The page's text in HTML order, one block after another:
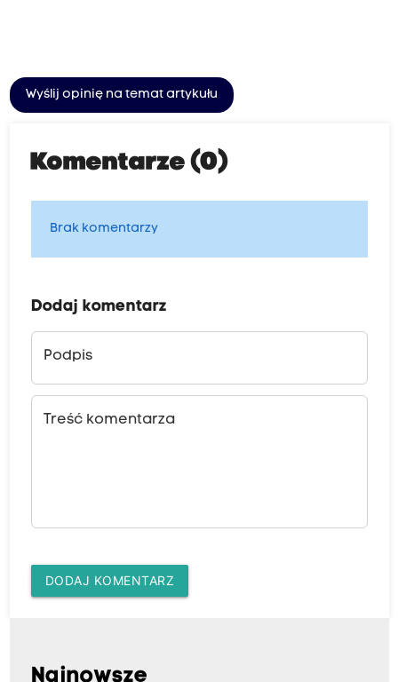
Wyślij opinię na temat artykułu
Komentarze (0)
Brak komentarzy
Dodaj komentarz
Podpis
Treść komentarza
DODAJ KOMENTARZ
Najnowsze